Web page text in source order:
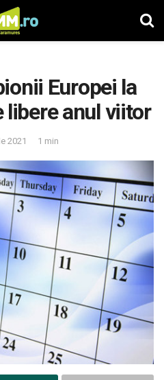
Europei la
libere anul viitor
2021 1 min